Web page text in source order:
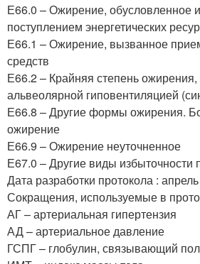
Е66.0 – Ожирение, обусловленное
поступлением энергетических
Е66.1 – Ожирение, вызванное
средств
Е66.2 – Крайняя степень
альвеолярной гиповентиляцией
Е66.8 – Другие формы ожирения.
ожирение
Е66.9 – Ожирение неуточненное
Е67.0 – Другие виды избыточности
Дата разработки протокола :
Сокращения, используемые в
АГ – артериальная гипертензия
АД – артериальное давление
ГСПГ – глобулин, связывающий